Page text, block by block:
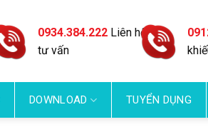
0934.384.222 Liên hệ
tư vấn
DOWNLOAD TUYỂN DỤNG